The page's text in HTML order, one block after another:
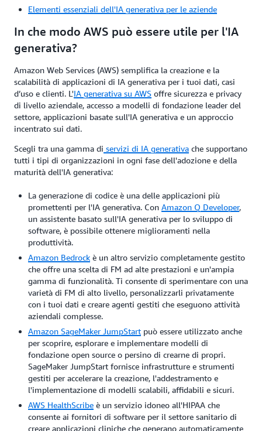
Elementi essenziali dell'IA generativa per le aziende
In che modo AWS può essere utile per l'IA
generativa?
Amazon Web Services (AWS) semplifica la creazione e la
scalabilità di applicazioni di IA generativa per i tuoi dati, casi
d’uso e clienti. L'IA generativa su AWS offre sicurezza e privacy
di livello aziendale, accesso a modelli di fondazione leader del
settore, applicazioni basate sull'IA generativa e un approccio
incentrato sui dati.
Scegli tra una gamma di servizi di IA generativa che supportano
tutti i tipi di organizzazioni in ogni fase dell'adozione e della
maturità dell'IA generativa:
La generazione di codice è una delle applicazioni più
promettenti per l'IA generativa. Con Amazon Q Developer,
un assistente basato sull'IA generativa per lo sviluppo di
software, è possibile ottenere miglioramenti nella
produttività.
Amazon Bedrock è un altro servizio completamente gestito
che offre una scelta di FM ad alte prestazioni e un'ampia
gamma di funzionalità. Ti consente di sperimentare con una
varietà di FM di alto livello, personalizzarli privatamente
con i tuoi dati e creare agenti gestiti che eseguono attività
aziendali complesse.
Amazon SageMaker JumpStart può essere utilizzato anche
per scoprire, esplorare e implementare modelli di
fondazione open source o persino di crearne di propri.
SageMaker JumpStart fornisce infrastrutture e strumenti
gestiti per accelerare la creazione, l'addestramento e
l'implementazione di modelli scalabili, affidabili e sicuri.
AWS HealthScribe è un servizio idoneo all'HIPAA che
consente ai fornitori di software per il settore sanitario di
creare applicazioni cliniche che generano automaticamente